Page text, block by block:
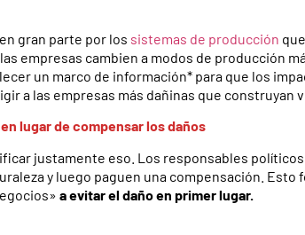
gran parte por los sistemas de producción
empresas cambien a modos de producción
un marco de información* para que los
a las empresas más dañinas que construyan
lugar de compensar los daños
justamente eso. Los responsables
y luego paguen una compensación. Esto
a evitar el daño en primer lugar.